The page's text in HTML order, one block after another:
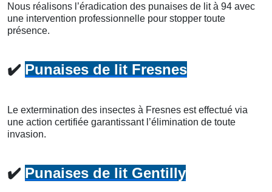
Nous réalisons l’éradication des punaises de lit à 94 avec
une intervention professionnelle pour stopper toute
présence.
✔️ Punaises de lit Fresnes
Le extermination des insectes à Fresnes est effectué via
une action certifiée garantissant l’élimination de toute
invasion.
✔️ Punaises de lit Gentilly